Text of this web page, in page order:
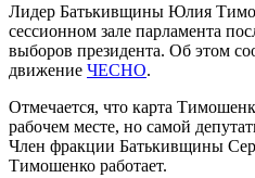
Лидер Батькивщины Юлия
сессионном зале парламента
выборов президента. Об этом
движение ЧЕСНО.
Отмечается, что карта
рабочем месте, но самой
Член фракции Батькивщины
Тимошенко работает.